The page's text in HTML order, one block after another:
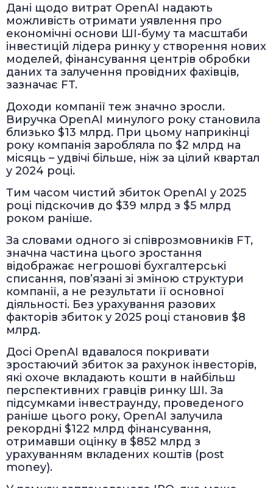
Дані щодо витрат OpenAI надають
можливість отримати уявлення про
економічні основи ШІ-буму та масштаби
інвестицій лідера ринку у створення нових
моделей, фінансування центрів обробки
даних та залучення провідних фахівців,
зазначає FT.
Доходи компанії теж значно зросли.
Виручка OpenAI минулого року становила
близько $13 млрд. При цьому наприкінці
року компанія заробляла по $2 млрд на
місяць – удвічі більше, ніж за цілий квартал
у 2024 році.
Тим часом чистий збиток OpenAI у 2025
році підскочив до $39 млрд з $5 млрд
роком раніше.
За словами одного зі співрозмовників FT,
значна частина цього зростання
відображає негрошові бухгалтерські
списання, пов’язані зі зміною структури
компанії, а не результати її основної
діяльності. Без урахування разових
факторів збиток у 2025 році становив $8
млрд.
Досі OpenAI вдавалося покривати
зростаючий збиток за рахунок інвесторів,
які охоче вкладають кошти в найбільш
перспективних гравців ринку ШІ. За
підсумками інвестраунду, проведеного
раніше цього року, OpenAI залучила
рекордні $122 млрд фінансування,
отримавши оцінку в $852 млрд з
урахуванням вкладених коштів (post
money).